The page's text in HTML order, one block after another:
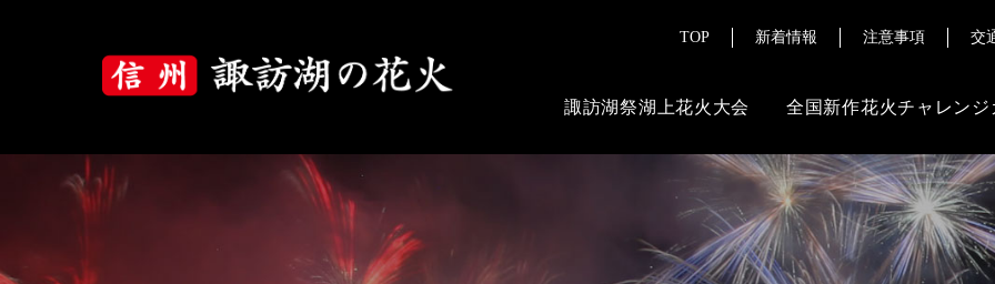
TOP 新着情報 注意事項 交
諏訪湖祭湖上花火大会
大会概要
ご来場にあたって
よくある質問
その
花火ライブ
全国新作花火チャレンジ